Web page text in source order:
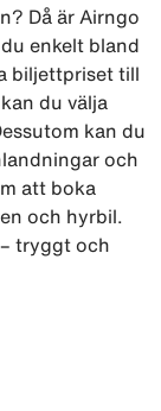
Då är Airngo
enkelt bland
biljettpriset till
du välja
kan du
och
att boka
och hyrbil.
tryggt och